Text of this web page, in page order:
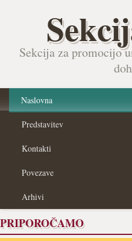
Sekcija za promocijo
Naslovna
Predstavitev
Kontakti
Povezave
Arhivi
PRIPOROČAMO